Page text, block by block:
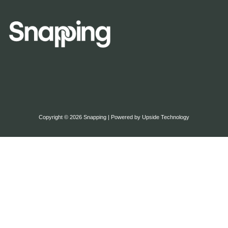
Copyright © 2026 Snapping | Powered by Upside Technology